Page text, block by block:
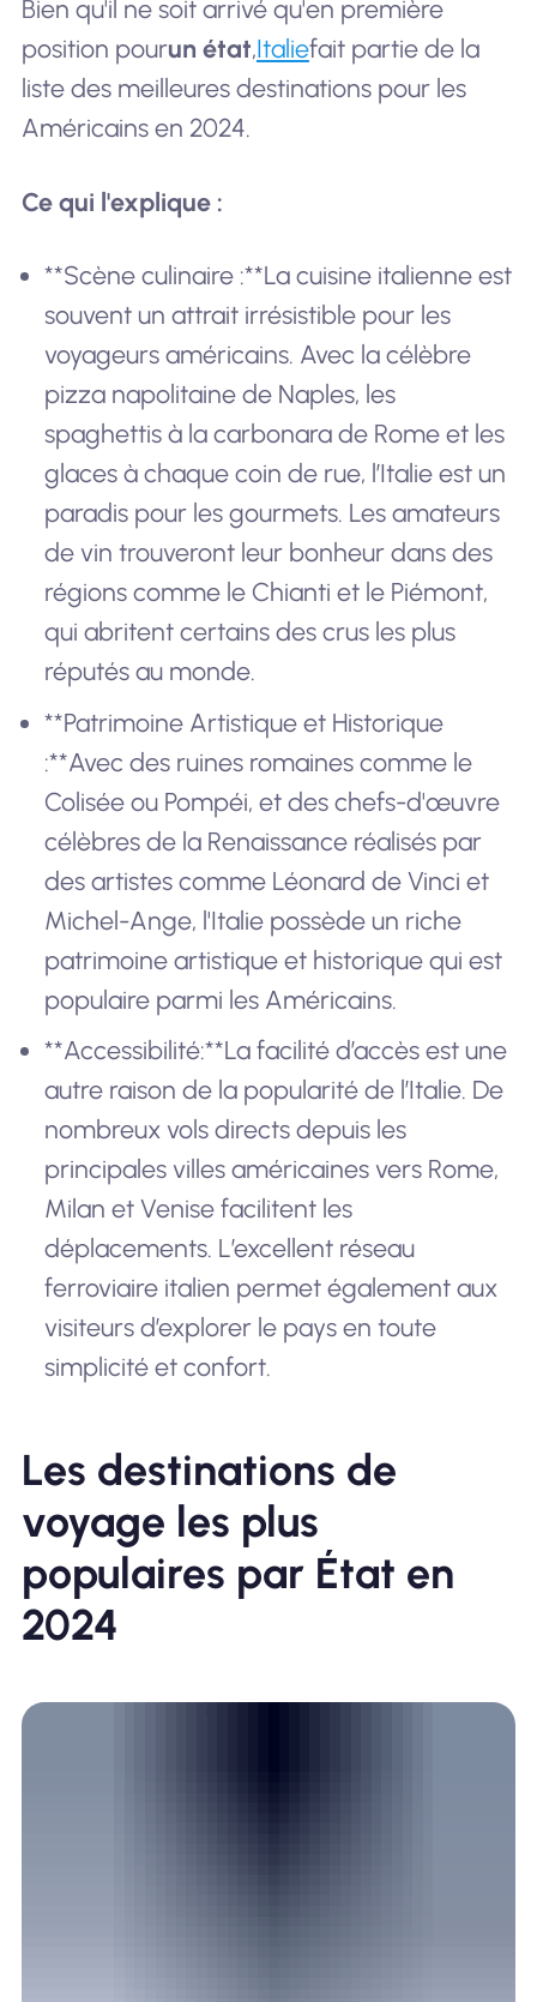
Bien qu'il ne soit arrivé qu'en première
position pourun état,Italiefait partie de la
liste des meilleures destinations pour les
Américains en 2024.
Ce qui l'explique :
**Scène culinaire :**La cuisine italienne est
souvent un attrait irrésistible pour les
voyageurs américains. Avec la célèbre
pizza napolitaine de Naples, les
spaghettis à la carbonara de Rome et les
glaces à chaque coin de rue, l’Italie est un
paradis pour les gourmets. Les amateurs
de vin trouveront leur bonheur dans des
régions comme le Chianti et le Piémont,
qui abritent certains des crus les plus
réputés au monde.
**Patrimoine Artistique et Historique
:**Avec des ruines romaines comme le
Colisée ou Pompéi, et des chefs-d'œuvre
célèbres de la Renaissance réalisés par
des artistes comme Léonard de Vinci et
Michel-Ange, l'Italie possède un riche
patrimoine artistique et historique qui est
populaire parmi les Américains.
**Accessibilité:**La facilité d’accès est une
autre raison de la popularité de l’Italie. De
nombreux vols directs depuis les
principales villes américaines vers Rome,
Milan et Venise facilitent les
déplacements. L’excellent réseau
ferroviaire italien permet également aux
visiteurs d’explorer le pays en toute
simplicité et confort.
Les destinations de
voyage les plus
populaires par État en
2024